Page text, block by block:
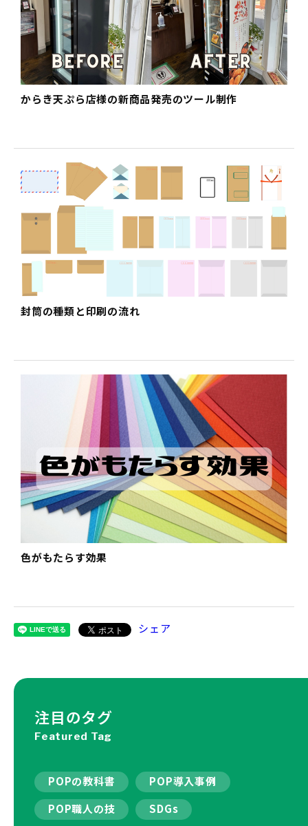
からき天ぷら店様の新商品発売のツール制作
封筒の種類と印刷の流れ
色がもたらす効果
シェア
注目のタグ
Featured Tag
POPの教科書
POP導入事例
POP職人の技
SDGs